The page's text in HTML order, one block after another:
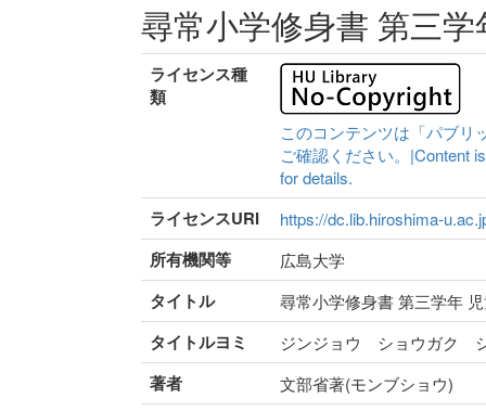
尋常小学修身書 第三
ライセンス種
類
このコンテンツは「パブリ
ご確認ください。|Content
for details.
ライセンスURI https://dc.lib.hiroshima-
所有機関等 広島大学
タイトル 尋常小学修身書 第三学年
タイトルヨミ ジンジョウ ショウガク
著者 文部省著(モンブショウ)